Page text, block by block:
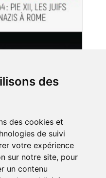
de suivi
votre expérience
sur notre site, pour
un contenu